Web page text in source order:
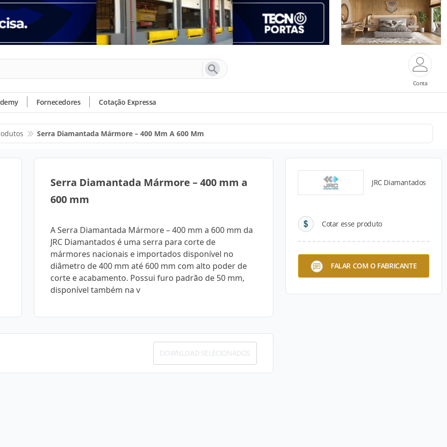
Conta
Fornecedores Cotação Expressa
Serra Diamantada Mármore – 400 Mm A 600 Mm
Serra Diamantada Mármore – 400 mm a
600 mm
A Serra Diamantada Mármore – 400 mm a 600 mm da
JRC Diamantados é uma serra para corte de
mármores nacionais e importados disponível no
diâmetro de 400 mm até 600 mm com alto poder de
corte e acabamento. Possui furo padrão de 50 mm,
disponível também na v
JRC Diamantados
Cotar esse produto
FALAR COM O FABRICANTE
DOWNLOAD SELECIONADOS